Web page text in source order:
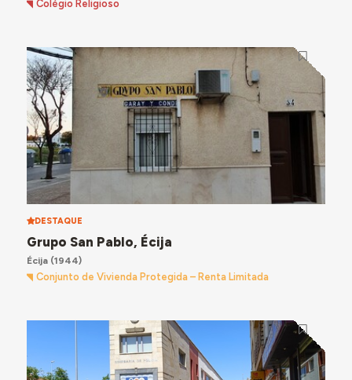
Colégio Religioso
DESTAQUE
Grupo San Pablo, Écija
Écija(1944)
Conjunto de Vivienda Protegida – Renta Limitada